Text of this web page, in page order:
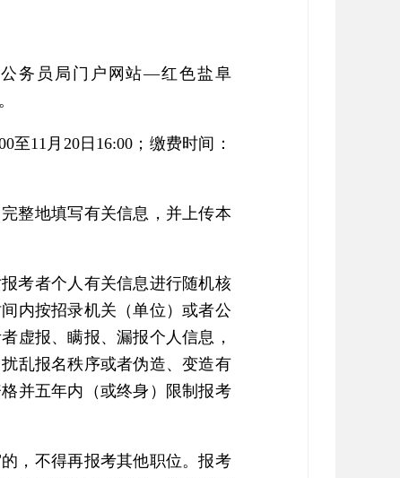
务员局门户网站—红色盐阜
至11月20日16:00；缴费时间：
整地填写有关信息，并上传本
考者个人有关信息进行随机核
内按招录机关（单位）或者公
虚报、瞒报、漏报个人信息，
乱报名秩序或者伪造、变造有
并五年内（或终身）限制报考
，不得再报考其他职位。报考